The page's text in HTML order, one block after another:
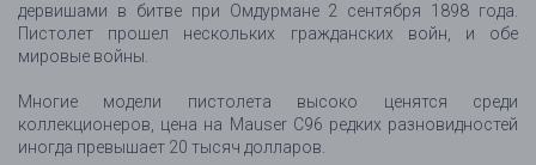
дервишами в битве при Омдурмане 2 сентября 1898 года.
Пистолет прошел нескольких гражданских войн, и обе
мировые войны.
Многие модели пистолета высоко ценятся среди
коллекционеров, цена на Mauser C96 редких разновидностей
иногда превышает 20 тысяч долларов.